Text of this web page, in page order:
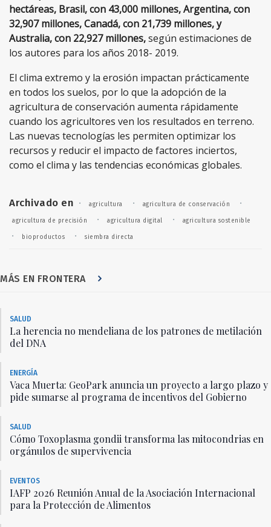
hectáreas, Brasil, con 43,000 millones, Argentina, con
32,907 millones, Canadá, con 21,739 millones, y
Australia, con 22,927 millones,según estimaciones de
los autores para los años 2018- 2019.
El clima extremo y la erosión impactan prácticamente
en todos los suelos, por lo que la adopción de la
agricultura de conservación aumenta rápidamente
cuando los agricultores ven los resultados en terreno.
Las nuevas tecnologías les permiten optimizar los
recursos y reducir el impacto de factores inciertos,
como el clima y las tendencias económicas globales.
Archivado en · agricultura · agricultura de conservación ·
agricultura de precisión · agricultura digital · agricultura sostenible
· bioproductos · siembra directa
MÁS EN FRONTERA
SALUD
La herencia no mendeliana de los patrones de metilación
del DNA
ENERGÍA
Vaca Muerta: GeoPark anuncia un proyecto a largo plazo y
pide sumarse al programa de incentivos del Gobierno
SALUD
Cómo Toxoplasma gondii transforma las mitocondrias en
orgánulos de supervivencia
EVENTOS
IAFP 2026 Reunión Anual de la Asociación Internacional
para la Protección de Alimentos